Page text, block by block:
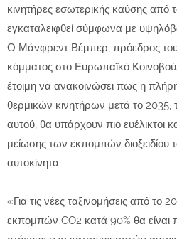
κινητήρες εσωτερικής καύσης από
εγκαταλειφθεί σύμφωνα με
Ο Μάνφρεντ Βέμπερ, πρόεδρος
κόμματος στο Ευρωπαϊκό
έτοιμη να ανακοινώσει πως η
θερμικών κινητήρων μετά το 2035,
αυτού, θα υπάρχουν πιο ευέλικτοι
μείωσης των εκπομπών
αυτοκίνητα.
«Για τις νέες ταξινομήσεις από το
εκπομπών CO2 κατά 90% θα είναι